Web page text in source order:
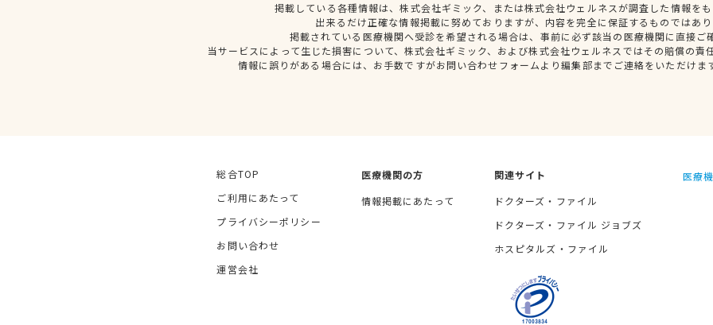
掲載している各種情報は、株式会社ギミック、または株式会社ウェルネスが調査した情報を
出来るだけ正確な情報掲載に努めておりますが、内容を完全に保証するものではあ
掲載されている医療機関へ受診を希望される場合は、事前に必ず該当の医療機関に直接ご
当サービスによって生じた損害について、株式会社ギミック、および株式会社ウェルネスではその賠償の責
情報に誤りがある場合には、お手数ですがお問い合わせフォームより編集部までご連絡をいただけま
総合TOP
ご利用にあたって
プライバシーポリシー
お問い合わせ
運営会社
医療機関の方
情報掲載にあたって
関連サイト
ドクターズ・ファイル
ドクターズ・ファイル ジョブズ
ホスピタルズ・ファイル
医療